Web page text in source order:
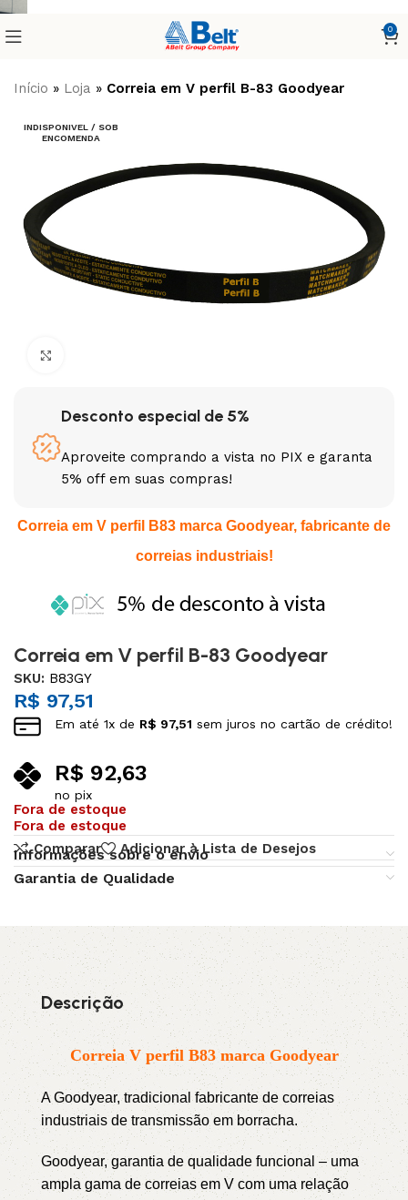
0
Início » Loja » Correia em V perfil B-83 Goodyear
INDISPONIVEL / SOB
ENCOMENDA
Desconto especial de 5%
Aproveite comprando a vista no PIX e garanta
5% off em suas compras!
Correia em V perfil B83 marca Goodyear, fabricante de
correias industriais!
Correia em V perfil B-83 Goodyear
SKU: B83GY
R$ 97,51
Em até1x de R$ 97,51 sem juros no cartão de crédito!
R$ 92,63
no pix
Fora de estoque
Fora de estoque
Comparar
Adicionar à Lista de Desejos
Informações sobre o envio
Garantia de Qualidade
Descrição
Correia V perfil B83 marca Goodyear
A Goodyear, tradicional fabricante de correias
industriais de transmissão em borracha.
Goodyear, garantia de qualidade funcional – uma
ampla gama de correias em V com uma relação